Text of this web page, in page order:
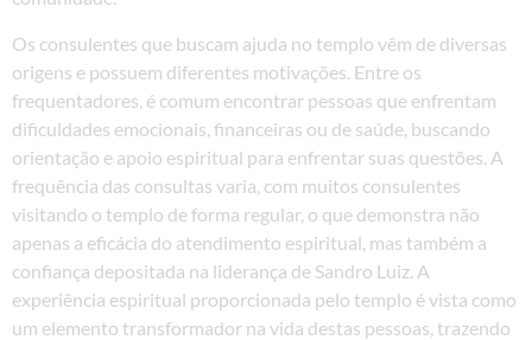
Os consulentes que buscam ajuda no templo vêm de diversas
origens e possuem diferentes motivações. Entre os
frequentadores, é comum encontrar pessoas que enfrentam
dificuldades emocionais, financeiras ou de saúde, buscando
orientação e apoio espiritual para enfrentar suas questões. A
frequência das consultas varia, com muitos consulentes
visitando o templo de forma regular, o que demonstra não
apenas a eficácia do atendimento espiritual, mas também a
confiança depositada na liderança de Sandro Luiz. A
experiência espiritual proporcionada pelo templo é vista como
um elemento transformador na vida destas pessoas, trazendo